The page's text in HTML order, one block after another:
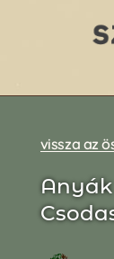
vissza az
Anyák